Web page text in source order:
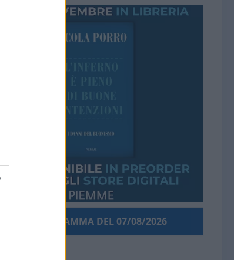
PORROGRAMMA DEL 07/08/2026